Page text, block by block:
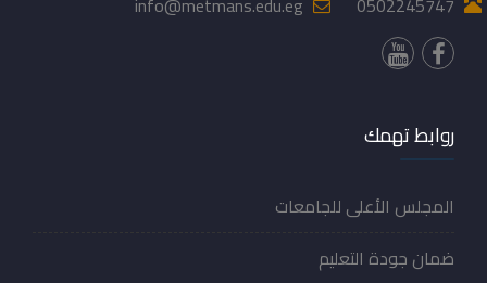
روابط تهمك
المجلس الأعلى للجامعات
ضمان جودة التعليم